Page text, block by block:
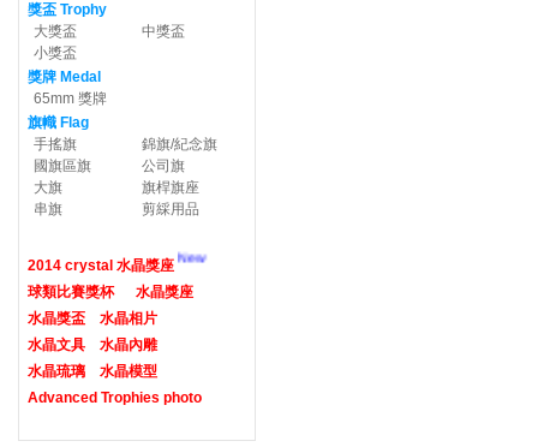
獎盃 Trophy
大獎盃
中獎盃
小獎盃
獎牌 Medal
65mm 獎牌
旗幟 Flag
手搖旗
錦旗/紀念旗
國旗區旗
公司旗
大旗
旗桿旗座
串旗
剪綵用品
2014 crystal 水晶獎座 New
球類比賽獎杯
水晶獎座
水晶獎盃
水晶相片
水晶文具
水晶內雕
水晶琉璃
水晶模型
Advanced Trophies photo